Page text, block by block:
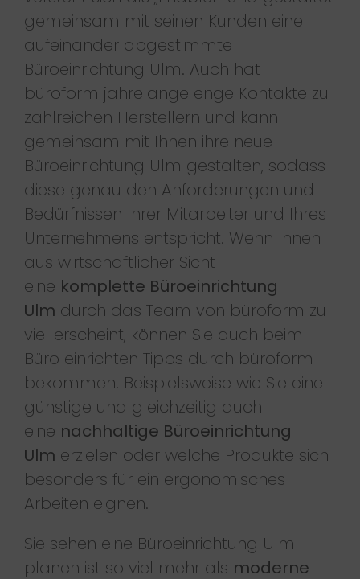
gemeinsam mit seinen Kunden eine
aufeinander abgestimmte
Büroeinrichtung Ulm. Auch hat
büroform jahrelange enge Kontakte zu
zahlreichen Herstellern und kann
gemeinsam mit Ihnen ihre neue
Büroeinrichtung Ulm gestalten, sodass
diese genau den Anforderungen und
Bedürfnissen Ihrer Mitarbeiter und Ihres
Unternehmens entspricht. Wenn Ihnen
aus wirtschaftlicher Sicht
eine komplette Büroeinrichtung
Ulm durch das Team von büroform zu
viel erscheint, können Sie auch beim
Büro einrichten Tipps durch büroform
bekommen. Beispielsweise wie Sie eine
günstige und gleichzeitig auch
eine nachhaltige Büroeinrichtung
Ulm erzielen oder welche Produkte sich
besonders für ein ergonomisches
Arbeiten eignen.
Sie sehen eine Büroeinrichtung Ulm
planen ist so viel mehr als moderne